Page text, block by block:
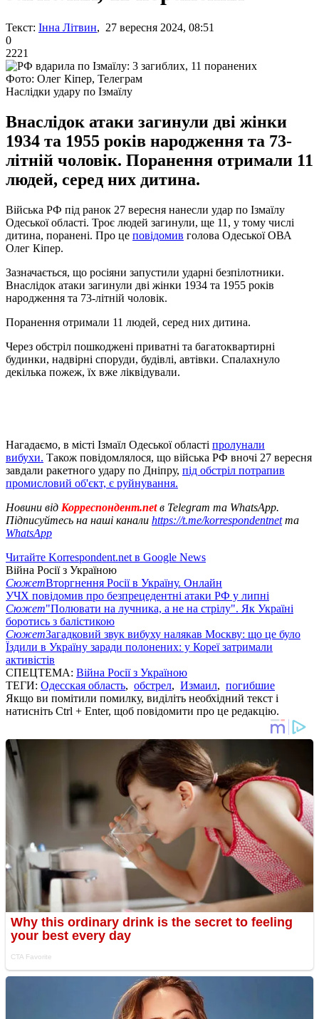
Текст: Інна Літвин, 27 вересня 2024, 08:51
0
2221
Фото: Олег Кіпер, Телеграм
Наслідки удару по Ізмаїлу
Внаслідок атаки загинули дві жінки
1934 та 1955 років народження та 73-
літній чоловік. Поранення отримали 11
людей, серед них дитина.
Війська РФ під ранок 27 вересня нанесли удар по Ізмаїлу
Одеської області. Троє людей загинули, ще 11, у тому числі
дитина, поранені. Про це повідомив голова Одеської ОВА
Олег Кіпер.
Зазначається, що росіяни запустили ударні безпілотники.
Внаслідок атаки загинули дві жінки 1934 та 1955 років
народження та 73-літній чоловік.
Поранення отримали 11 людей, серед них дитина.
Через обстріл пошкоджені приватні та багатоквартирні
будинки, надвірні споруди, будівлі, автівки. Спалахнуло
декілька пожеж, їх вже ліквідували.
Нагадаємо, в місті Ізмаїл Одеської області пролунали
вибухи. Також повідомлялося, що війська РФ вночі 27 вересня
завдали ракетного удару по Дніпру, під обстріл потрапив
промисловий об'єкт, є руйнування.
Новини від Корреспондент.netв Telegram та WhatsApp.
Підписуйтесь на наші канали https://t.me/korrespondentnetта
WhatsApp
Читайте Korrespondent.net в Google News
Війна Росії з Україною
СюжетВторгнення Росії в Україну. Онлайн
УЧХ повідомив про безпрецедентні атаки РФ у липні
Сюжет"Полювати на лучника, а не на стрілу". Як Україні
боротись з балістикою
СюжетЗагадковий звук вибуху налякав Москву: що це було
Їздили в Україну заради полонених: у Кореї затримали
активістів
СПЕЦТЕМА: Війна Росії з Україною
ТЕГИ: Одесская область, обстрел, Измаил, погибшие
Якщо ви помітили помилку, виділіть необхідний текст і
натисніть Ctrl + Enter, щоб повідомити про це редакцію.